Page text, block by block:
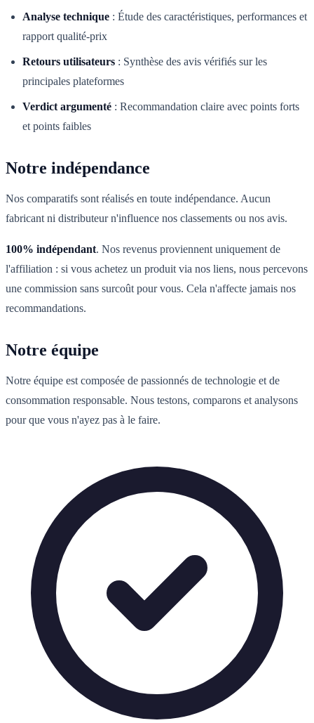
Analyse technique : Étude des caractéristiques, performances et
rapport qualité-prix
Retours utilisateurs : Synthèse des avis vérifiés sur les
principales plateformes
Verdict argumenté : Recommandation claire avec points forts
et points faibles
Notre indépendance
Nos comparatifs sont réalisés en toute indépendance. Aucun
fabricant ni distributeur n'influence nos classements ou nos avis.
100% indépendant. Nos revenus proviennent uniquement de
l'affiliation : si vous achetez un produit via nos liens, nous percevons
une commission sans surcoût pour vous. Cela n'affecte jamais nos
recommandations.
Notre équipe
Notre équipe est composée de passionnés de technologie et de
consommation responsable. Nous testons, comparons et analysons
pour que vous n'ayez pas à le faire.